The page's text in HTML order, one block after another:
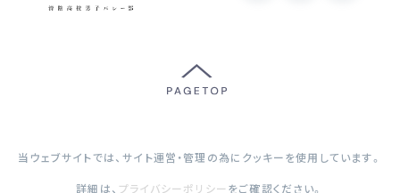
当ウェブサイトでは、サイト運営・管理の為にクッキーを使用しています。
詳細は、 プライバシーポリシー をご確認ください。